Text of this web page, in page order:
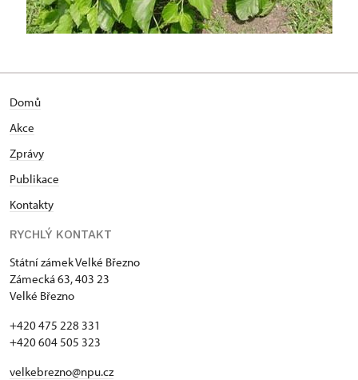
Domů
Akce
Zprávy
Publikace
Kontakty
RYCHLÝ KONTAKT
Státní zámek Velké Březno
Zámecká 63, 403 23
Velké Březno
+420 475 228 331
+420 604 505 323
velkebrezno@npu.cz